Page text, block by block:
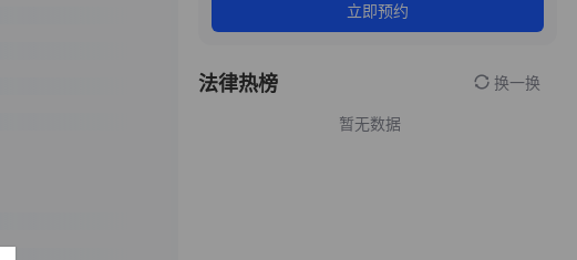
立即预约
法律热榜 换一换
暂无数据